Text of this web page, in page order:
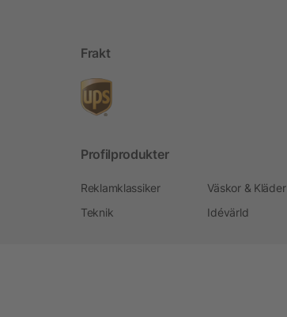
Frakt
Profilprodukter
Reklamklassiker Väskor & Kläder
Teknik
Idévärld